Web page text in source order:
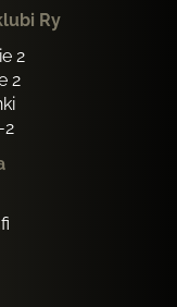
Ry
2
2
2